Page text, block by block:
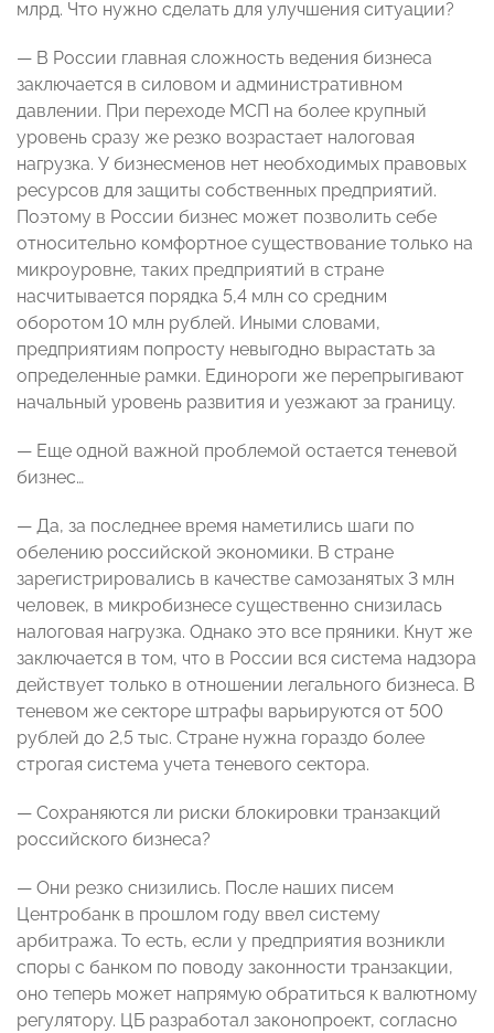
млрд. Что нужно сделать для улучшения ситуации?
— В России главная сложность ведения бизнеса
заключается в силовом и административном
давлении. При переходе МСП на более крупный
уровень сразу же резко возрастает налоговая
нагрузка. У бизнесменов нет необходимых правовых
ресурсов для защиты собственных предприятий.
Поэтому в России бизнес может позволить себе
относительно комфортное существование только на
микроуровне, таких предприятий в стране
насчитывается порядка 5,4 млн со средним
оборотом 10 млн рублей. Иными словами,
предприятиям попросту невыгодно вырастать за
определенные рамки. Единороги же перепрыгивают
начальный уровень развития и уезжают за границу.
— Еще одной важной проблемой остается теневой
бизнес…
— Да, за последнее время наметились шаги по
обелению российской экономики. В стране
зарегистрировались в качестве самозанятых 3 млн
человек, в микробизнесе существенно снизилась
налоговая нагрузка. Однако это все пряники. Кнут же
заключается в том, что в России вся система надзора
действует только в отношении легального бизнеса. В
теневом же секторе штрафы варьируются от 500
рублей до 2,5 тыс. Стране нужна гораздо более
строгая система учета теневого сектора.
— Сохраняются ли риски блокировки транзакций
российского бизнеса?
— Они резко снизились. После наших писем
Центробанк в прошлом году ввел систему
арбитража. То есть, если у предприятия возникли
споры с банком по поводу законности транзакции,
оно теперь может напрямую обратиться к валютному
регулятору. ЦБ разработал законопроект, согласно